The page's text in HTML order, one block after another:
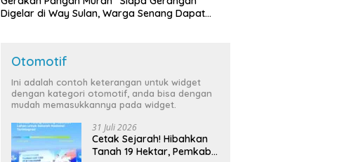
Digelar di Way Sulan, Warga Senang Dapat
Otomotif
Ini adalah contoh keterangan untuk widget
dengan kategori otomotif, anda bisa dengan
mudah memasukkannya pada widget.
31 Juli 2026
Cetak Sejarah! Hibahkan
Tanah 19 Hektar, Pemkab